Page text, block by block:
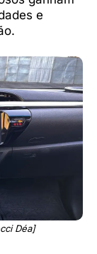
e
Déa]